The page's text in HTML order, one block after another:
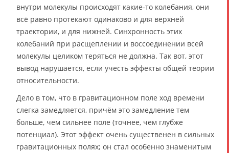
внутри молекулы происходят какие-то колебания, они
всё равно протекают одинаково и для верхней
траектории, и для нижней. Синхронность этих
колебаний при расщеплении и воссоединении всей
молекулы целиком теряться не должна. Так вот, этот
вывод нарушается, если учесть эффекты общей теории
относительности.
Дело в том, что в гравитационном поле ход времени
слегка замедляется, причём это замедление тем
больше, чем сильнее поле (точнее, чем глубже
потенциал). Этот эффект очень существенен в сильных
гравитационных полях; он стал особенно знаменитым